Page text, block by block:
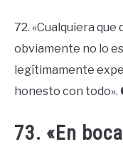
72. «Cualquiera
obviamente no lo
legítimamente
honesto con todo».
73. «En